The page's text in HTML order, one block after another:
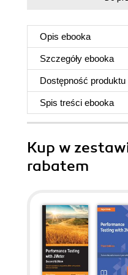
Opis ebooka
Szczegóły ebooka
Dostępność produktu
Spis treści ebooka
Kup w
rabatem